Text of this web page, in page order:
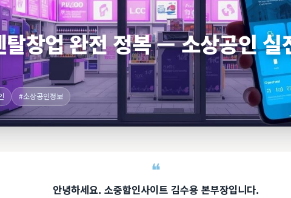
창업 완전 정복 — 소상공인 실
#소상공인정보
안녕하세요. 소중함인사이트 김수용 본부장입니다.